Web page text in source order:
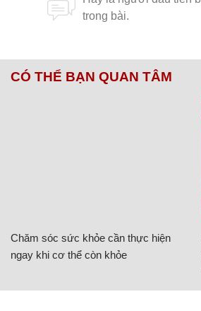
CÓ THỂ BẠN QUAN TÂM
Chăm sóc sức khỏe cần thực hiện
ngay khi cơ thể còn khỏe